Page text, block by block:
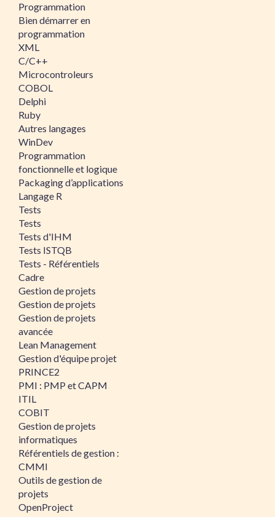
Programmation
Bien démarrer en
programmation
XML
C/C++
Microcontroleurs
COBOL
Delphi
Ruby
Autres langages
WinDev
Programmation
fonctionnelle et logique
Packaging d’applications
Langage R
Tests
Tests
Tests d'IHM
Tests ISTQB
Tests - Référentiels
Cadre
Gestion de projets
Gestion de projets
Gestion de projets
avancée
Lean Management
Gestion d'équipe projet
PRINCE2
PMI : PMP et CAPM
ITIL
COBIT
Gestion de projets
informatiques
Référentiels de gestion :
CMMI
Outils de gestion de
projets
OpenProject